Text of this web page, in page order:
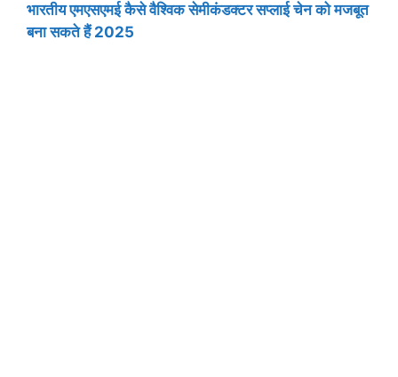
भारतीय एमएसएमई कैसे वैश्विक सेमीकंडक्टर सप्लाई चेन को मजबूत
बना सकते हैं 2025